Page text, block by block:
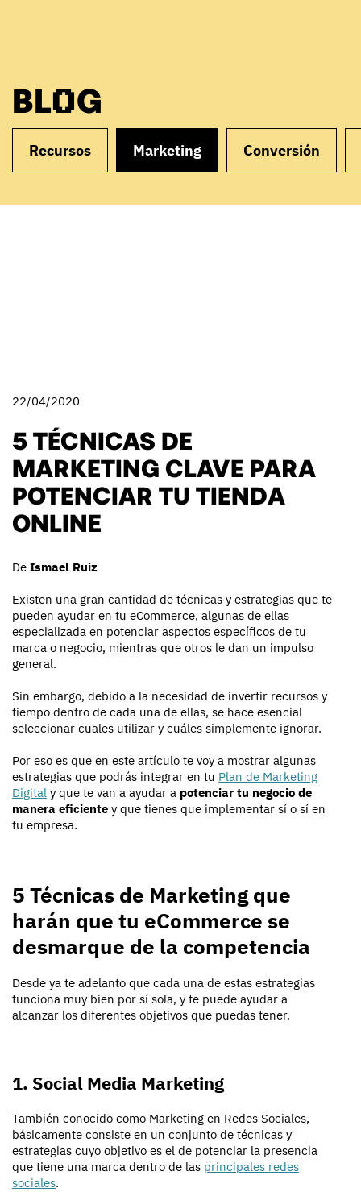
BLOG
Recursos Marketing Conversión
22/04/2020
5 TÉCNICAS DE
MARKETING CLAVE PARA
POTENCIAR TU TIENDA
ONLINE
De Ismael Ruiz
Existen una gran cantidad de técnicas y estrategias que te
pueden ayudar en tu eCommerce, algunas de ellas
especializada en potenciar aspectos específicos de tu
marca o negocio, mientras que otros le dan un impulso
general.
Sin embargo, debido a la necesidad de invertir recursos y
tiempo dentro de cada una de ellas, se hace esencial
seleccionar cuales utilizar y cuáles simplemente ignorar.
Por eso es que en este artículo te voy a mostrar algunas
estrategias que podrás integrar en tu Plan de Marketing
Digital y que te van a ayudar a potenciar tu negocio de
manera eficiente y que tienes que implementar sí o sí en
tu empresa.
5 Técnicas de Marketing que
harán que tu eCommerce se
desmarque de la competencia
Desde ya te adelanto que cada una de estas estrategias
funciona muy bien por sí sola, y te puede ayudar a
alcanzar los diferentes objetivos que puedas tener.
1. Social Media Marketing
También conocido como Marketing en Redes Sociales,
básicamente consiste en un conjunto de técnicas y
estrategias cuyo objetivo es el de potenciar la presencia
que tiene una marca dentro de las principales redes
sociales.